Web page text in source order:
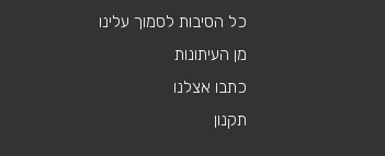
כל הסיבות לסמוך עלינו
מן העיתונות
כתבו אצלנו
תקנון